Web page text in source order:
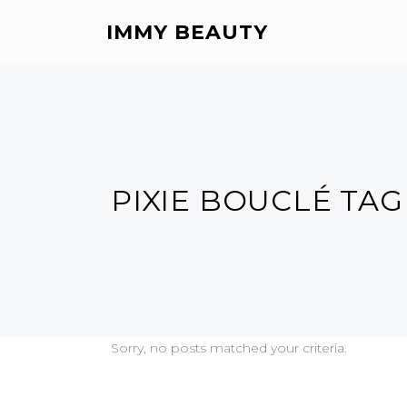
IMMY BEAUTY
PIXIE BOUCLÉ TAG
Sorry, no posts matched your criteria.